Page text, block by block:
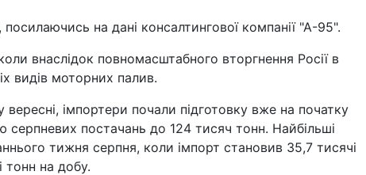
на дані консалтингової компанії "А-95".
внаслідок повномасштабного вторгнення Росії в
видів моторних палив.
імпортери почали підготовку вже на початку
постачань до 124 тисяч тонн. Найбільші
тижня серпня, коли імпорт становив 35,7 тисячі
тонн на добу.